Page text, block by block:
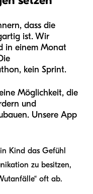
dass die
ist. Wir
in einem Monat
kein Sprint.
Möglichkeit, die
und
Unsere App
Kind das Gefühl
zu besitzen,
oft ab.